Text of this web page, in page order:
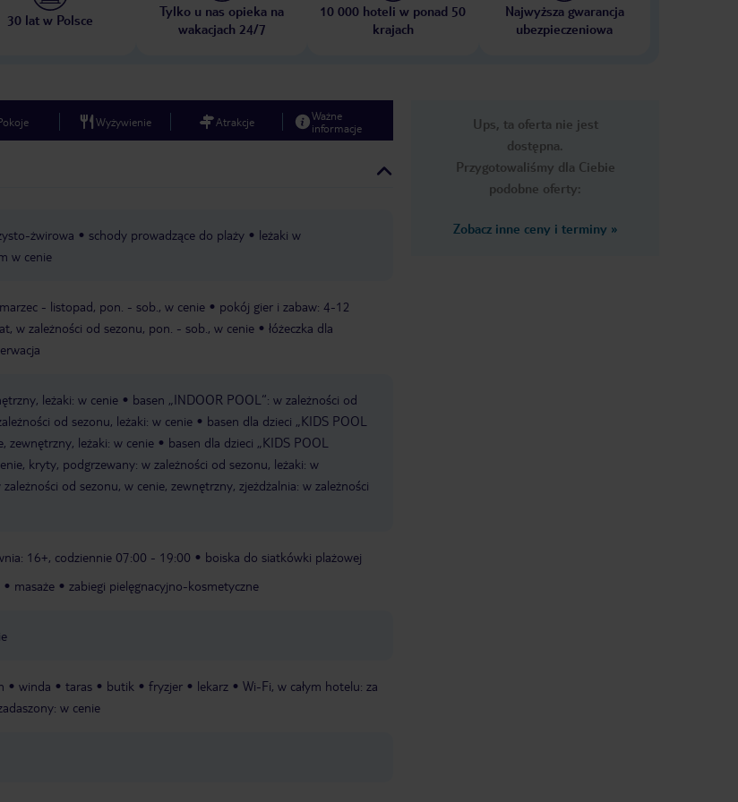
30 lat w Polsce
Tylko u nas opieka na
wakacjach 24/7
10 000 hoteli w ponad 50
krajach
Najwyższa gwarancja
ubezpieczeniowa
Wyżywienie Atrakcje
Ważne
informacje
żwirowa schody prowadzące do plaży
leżaki w
w cenie
- listopad, pon. - sob., w cenie
pokój gier i zabaw: 4-12
w zależności od sezonu, pon. - sob., w cenie
łóżeczka dla
leżaki: w cenie
basen „INDOOR POOL“: w zależności od
od sezonu, leżaki: w cenie
basen dla dzieci „KIDS POOL
zewnętrzny, leżaki: w cenie
basen dla dzieci „KIDS POOL
kryty, podgrzewany: w zależności od sezonu, leżaki: w
od sezonu, w cenie, zewnętrzny, zjeżdżalnia: w zależności
16+, codziennie 07:00 - 19:00 boiska do siatkówki plażowej
masaże zabiegi pielęgnacyjno-kosmetyczne
winda taras butik fryzjer lekarz
Wi-Fi, w całym hotelu: za
w cenie
Ups, ta oferta nie jest
dostępna.
Przygotowaliśmy dla Ciebie
podobne oferty:
Zobacz inne ceny i terminy »